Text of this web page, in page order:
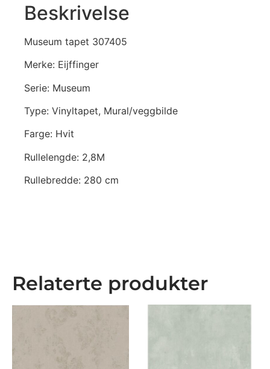
Beskrivelse
Museum tapet 307405
Merke: Eijffinger
Serie: Museum
Type: Vinyltapet, Mural/veggbilde
Farge: Hvit
Rullelengde: 2,8M
Rullebredde: 280 cm
Relaterte produkter